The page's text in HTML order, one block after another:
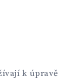
k úpravě